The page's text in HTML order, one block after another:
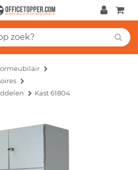
Kast 61804